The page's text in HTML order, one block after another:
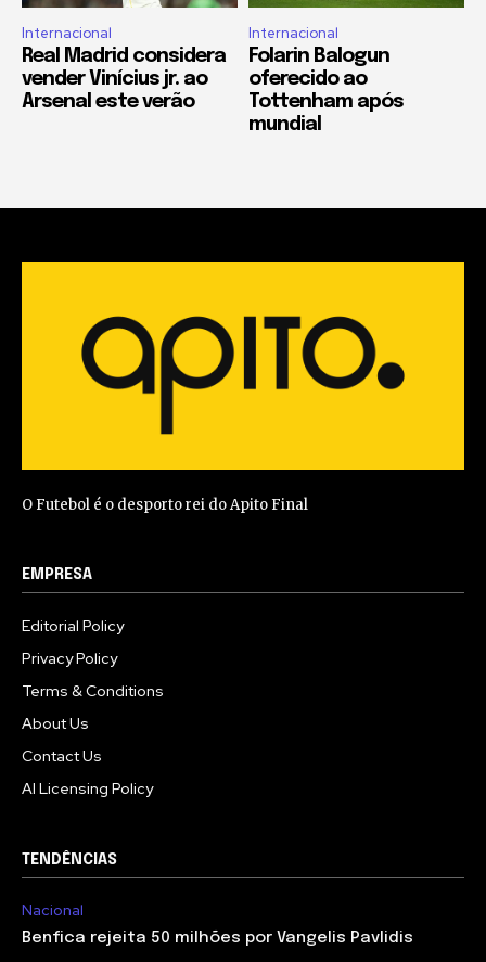
Internacional
Real Madrid considera
vender Vinícius jr. ao
Arsenal este verão
Internacional
Folarin Balogun
oferecido ao
Tottenham após
mundial
O Futebol é o desporto rei do Apito Final
EMPRESA
Editorial Policy
Privacy Policy
Terms & Conditions
About Us
Contact Us
AI Licensing Policy
TENDÊNCIAS
Nacional
Benfica rejeita 50 milhões por Vangelis Pavlidis